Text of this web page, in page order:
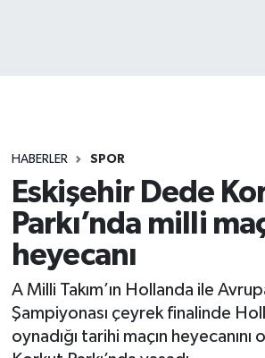
HABERLER SPOR
Eskişehir Dede
Parkı’nda milli
heyecanı
A Milli Takım’ın Hollanda ile
Şampiyonası çeyrek finalinde
oynadığı tarihi maçın
SPOR
YAŞAM
Son Dakika Haberleri
Haber Arşivi